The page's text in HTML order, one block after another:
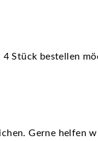
Stück bestellen
Gerne helfen